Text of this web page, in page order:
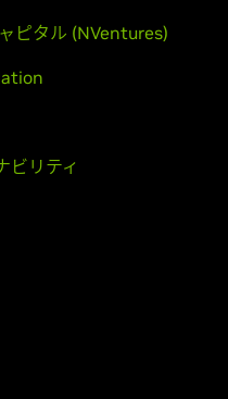
ピタル (NVentures)
ビリティ